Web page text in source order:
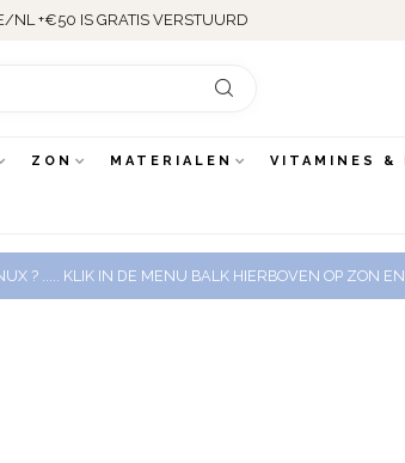
NL +€50 IS GRATIS VERSTUURD
ZON MATERIALEN VITAMINES &
? ..... KLIK IN DE MENU BALK HIERBOVEN OP ZON